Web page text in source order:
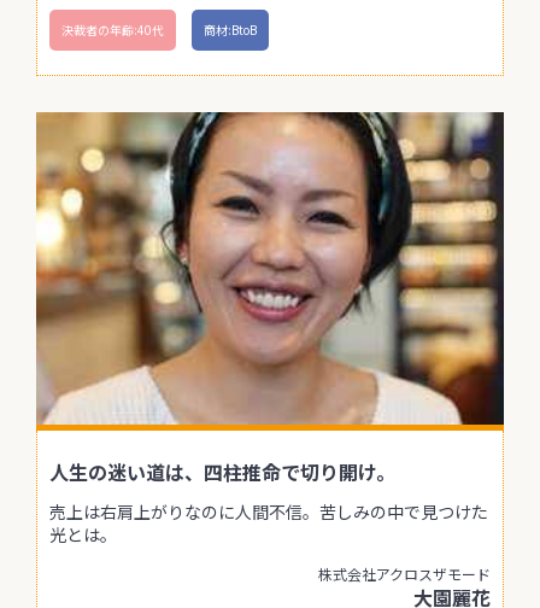
決裁者の年齢:40代 商材:BtoB
人生の迷い道は、四柱推命で切り開け。
売上は右肩上がりなのに人間不信。苦しみの中で見つけた
光とは。
株式会社アクロスザモード
大園麗花